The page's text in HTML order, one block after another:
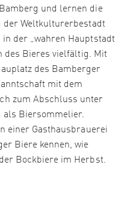
und lernen die
der Weltkulturerbestadt
in der „wahren Hauptstadt
des Bieres vielfältig. Mit
des Bamberger
mit dem
zum Abschluss unter
als Biersommelier.
einer Gasthausbrauerei
Biere kennen, wie
Bockbiere im Herbst.